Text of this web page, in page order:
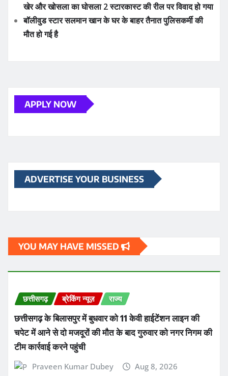
खेर और खोसला का घोसला 2 स्टारकास्ट की रील पर विवाद हो गया
बॉलीवुड स्टार सलमान खान के घर के बाहर तैनात पुलिसकर्मी की
मौत हो गई है
APPLY NOW
ADVERTISE YOUR BUSINESS
YOU MAY HAVE MISSED
छत्तीसगढ़ ब्रेकिंग न्यूज़ राज्य
छत्तीसगढ़ के बिलासपुर में बुधवार को 11 केवी हाईटेंशन लाइन की
चपेट में आने से दो मजदूरों की मौत के बाद गुरुवार को नगर निगम की
टीम कार्रवाई करने पहुंची
Praveen Kumar Dubey Aug 8, 2026